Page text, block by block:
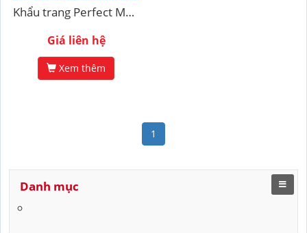
Khẩu trang Perfect Mask Trắng - 3D
Giá liên hệ
Xem thêm
1
Danh mục